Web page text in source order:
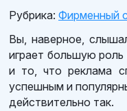
Рубрика: Фирменный
Вы, наверное,
играет большую
и то, что реклама
успешным и
действительно так.